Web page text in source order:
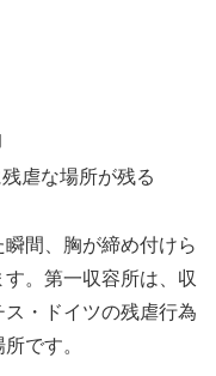
虐な場所が残る
間、胸が締め付けら
。第一収容所は、収
・ドイツの残虐行為
です。